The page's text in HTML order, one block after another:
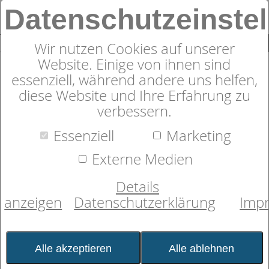
0
Produkte Kopfkissen dormabell active 5 Produkte
dormabell active
Faserkissen,
Daunenkissen,
Naturhaarkissen
ist die perfekte Ergänzung zu den
Zudecken und genau richtig für aktive
Wir nutzen Cookies auf unserer
Website. Einige von ihnen sind
essenziell, während andere uns helfen,
diese Website und Ihre Erfahrung zu
verbessern.
Essenziell
Marketing
Externe Medien
Details
anzeigen
Datenschutzerklärung
Alle akzeptieren Alle ablehnen